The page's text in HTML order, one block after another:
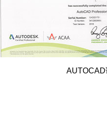
AUTOCAD